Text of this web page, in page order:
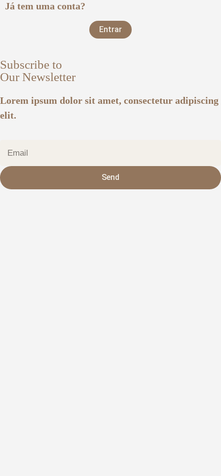
Já tem uma conta?
Entrar
Subscribe to
Our Newsletter
Lorem ipsum dolor sit amet, consectetur adipiscing
elit.
Send